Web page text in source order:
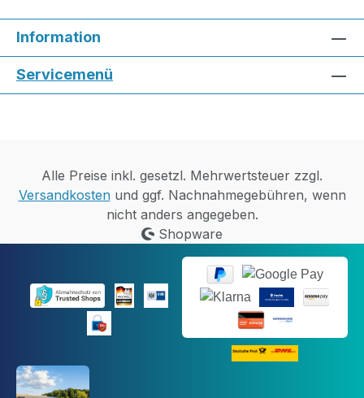
Information
Servicemenü
Alle Preise inkl. gesetzl. Mehrwertsteuer zzgl.
Versandkostenund ggf. Nachnahmegebühren, wenn
nicht anders angegeben.
Shopware